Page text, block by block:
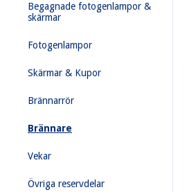
Begagnade fotogenlampor &
skärmar
Fotogenlampor
Skärmar & Kupor
Brännarrör
Brännare
Vekar
Övriga reservdelar